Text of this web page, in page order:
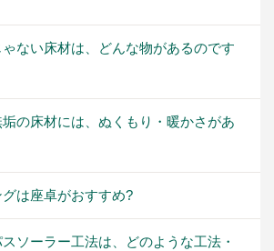
ない床材は、どんな物があるのです
の床材には、ぬくもり・暖かさがあ
は座卓がおすすめ?
ソーラー工法は、どのような工法・